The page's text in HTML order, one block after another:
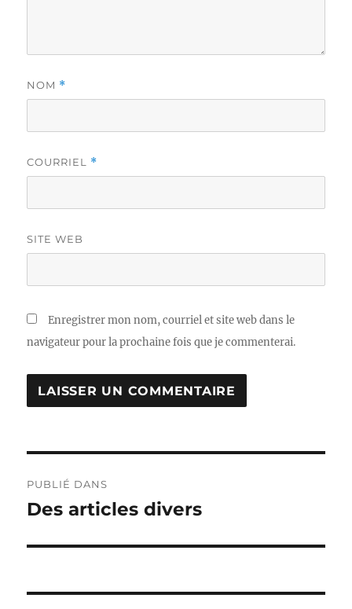
NOM *
COURRIEL *
SITE WEB
Enregistrer mon nom, courriel et site web dans le
navigateur pour la prochaine fois que je commenterai.
de
PUBLIÉ DANS
Des articles divers